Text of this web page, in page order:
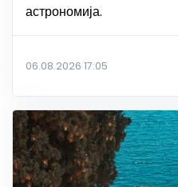
астрономија.
06.08.2026 17:05